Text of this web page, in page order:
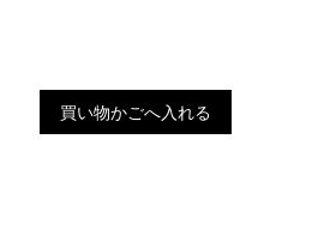
買い物かごへ入れる